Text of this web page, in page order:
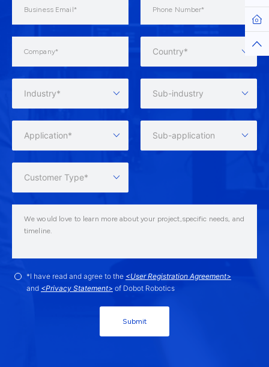
Country*
Industry* Sub-industry
Application* Sub-application
Customer Type*
*I have read and agree to the <User Registration Agreement>
and <Privacy Statement> of Dobot Robotics
Submit
Top